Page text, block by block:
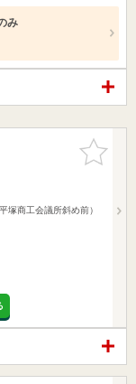
み
お気に入
りに追加
塚商工会議所斜め前）